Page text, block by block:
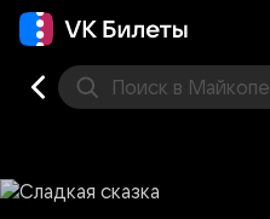
Поиск в Майкопе